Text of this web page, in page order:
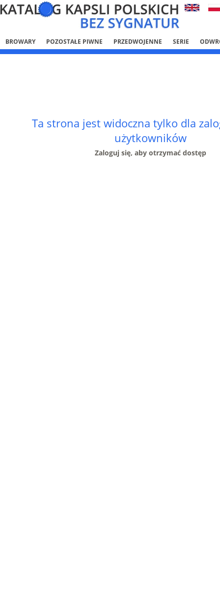
BROWARY POZOSTAŁE PIWNE PRZEDWOJENNE SERIE
Ta strona jest widoczna tylko dla
użytkowników
Zaloguj się, aby otrzymać dostęp